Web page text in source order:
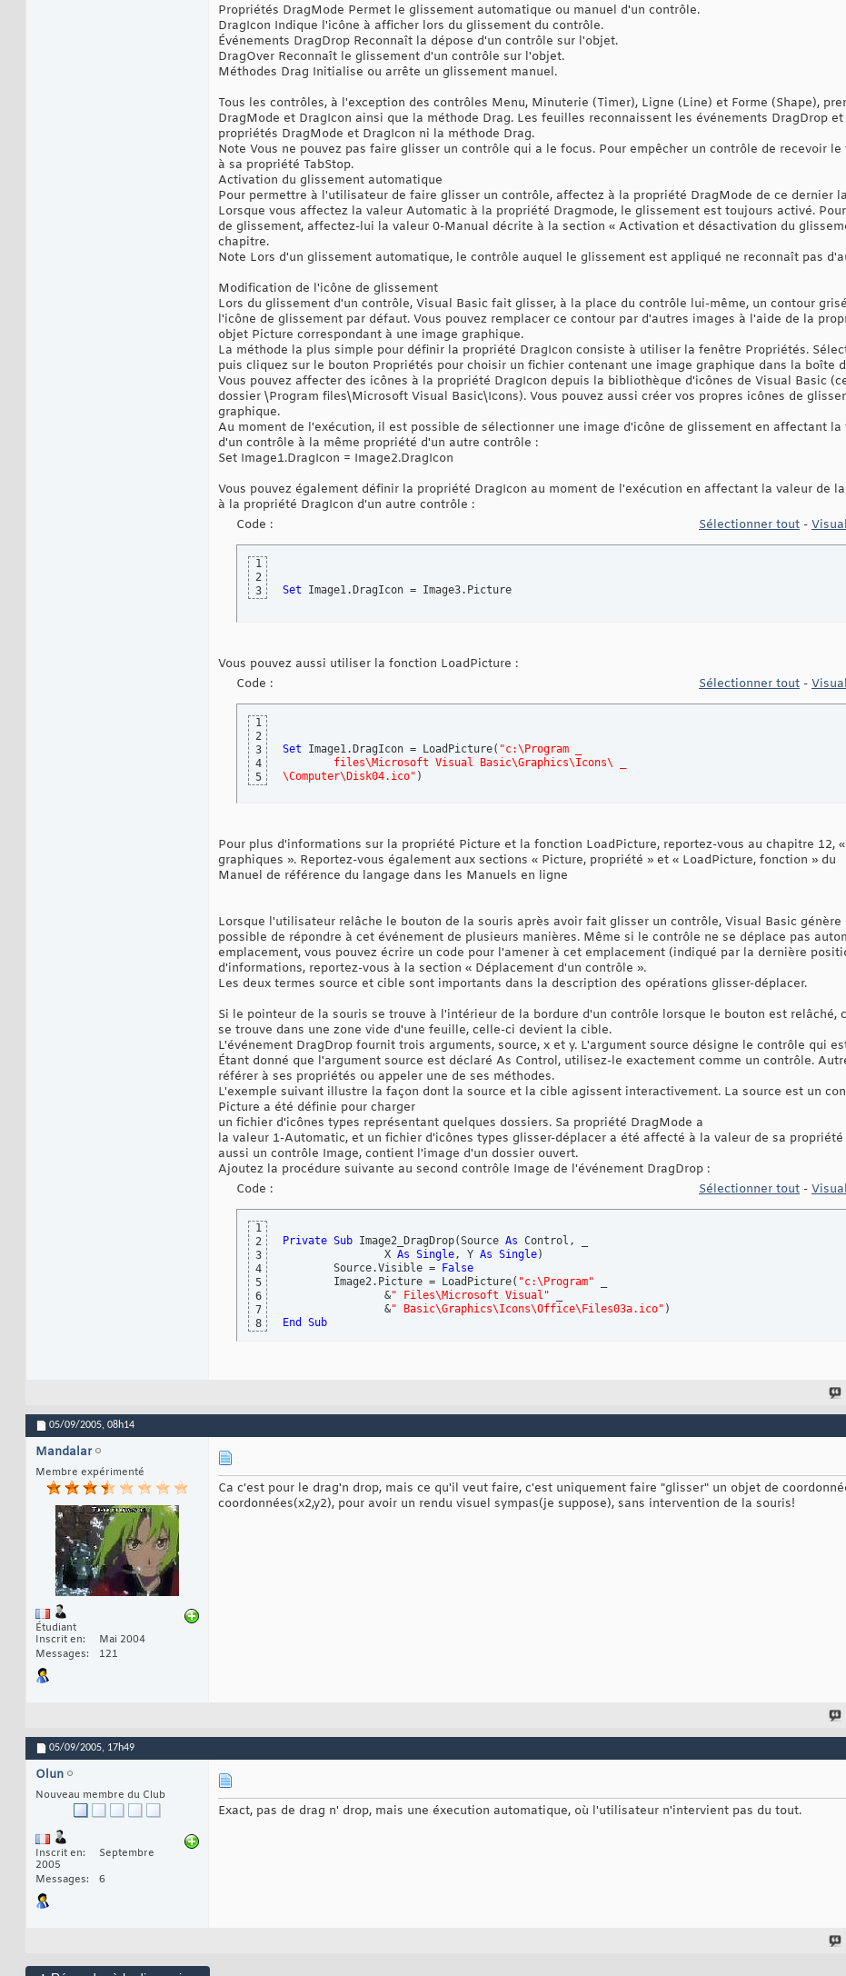
Propriétés DragMode Permet le glissement automatique ou manuel d'un contrôle.‎
DragIcon Indique l'icône à afficher lors du glissement du contrôle.‎
Événements DragDrop Reconnaît la dépose d'un contrôle sur l'objet.‎
DragOver Reconnaît le glissement d'un contrôle sur l'objet.‎
Méthodes Drag Initialise ou arrête un glissement manuel.‎
Tous les contrôles, à l'exception des contrôles Menu, Minuterie (Timer), Ligne (Line) ‎et Forme (Shape),
DragMode et DragIcon ainsi que ‎la méthode Drag. Les feuilles reconnaissent les événements DragDrop et
propriétés DragMode et DragIcon ni la méthode Drag.‎
Note Vous ne pouvez pas faire glisser un contrôle qui a le focus. Pour empêcher un contrôle ‎de recevoir
à sa propriété TabStop.‎
Activation du glissement automatique
Pour permettre à l'utilisateur de faire glisser un contrôle, affectez à la propriété ‎DragMode de ce dernier
Lorsque vous affectez la valeur Automatic à la propriété Dragmode, le glissement est ‎toujours activé.
de glissement, affectez-lui la ‎valeur 0-Manual décrite à la section « Activation et désactivation du
chapitre.‎
Note Lors d'un glissement automatique, le contrôle auquel le glissement est appliqué ne ‎reconnaît pas
Modification de l'icône de glissement
Lors du glissement d'un contrôle, Visual Basic fait glisser, à la place du contrôle lui-‎même, un contour
l'icône de glissement par défaut. ‎Vous pouvez remplacer ce contour par d'autres images à l'aide de la
objet Picture correspondant à une image graphique.‎
La méthode la plus simple pour définir la propriété DragIcon consiste à utiliser la ‎fenêtre Propriétés.
puis cliquez sur le bouton ‎Propriétés pour choisir un fichier contenant une image graphique dans la boîte
Vous pouvez affecter des icônes à la propriété DragIcon depuis la bibliothèque ‎d'icônes de Visual Basic
dossier \Program ‎files\Microsoft Visual Basic\Icons). Vous pouvez aussi créer vos propres icônes de
graphique.‎
Au moment de l'exécution, il est possible de sélectionner une image d'icône de ‎glissement en affectant
d'un contrôle à la même ‎propriété d'un autre contrôle :‎
Set Image1.DragIcon = Image2.DragIcon
Vous pouvez également définir la propriété DragIcon au moment de l'exécution en ‎affectant la valeur de
à la propriété DragIcon d'un ‎autre contrôle :‎
Code :
Sélectionner tout -
1
2
3
Set Image1.DragIcon = Image3.Picture
Vous pouvez aussi utiliser la fonction LoadPicture :‎
Code :
Sélectionner tout -
1
2
3
4
5
Set Image1.DragIcon = LoadPicture( "c:\Program _‎
	files\Microsoft Visual Basic\Graphics\Icons\ _‎
‎\Computer\Disk04.ico" )
Pour plus d'informations sur la propriété Picture et la fonction LoadPicture, reportez-‎vous au chapitre 12,
graphiques ». Reportez-vous ‎également aux sections « Picture, propriété » et « LoadPicture, fonction » du
Manuel de référence du langage dans les Manuels en ligne‎
Lorsque l'utilisateur relâche le bouton de la souris après avoir fait glisser un contrôle, ‎Visual Basic génère
possible de répondre à cet ‎événement de plusieurs manières. Même si le contrôle ne se déplace pas
emplacement, vous pouvez écrire un code pour ‎l'amener à cet emplacement (indiqué par la dernière
d'informations, reportez-vous à la section « Déplacement d'un contrôle ».‎
Les deux termes source et cible sont importants dans la description des opérations ‎glisser-déplacer.‎
Si le pointeur de la souris se trouve à l'intérieur de la bordure d'un contrôle lorsque le ‎bouton est relâché,
se trouve dans une zone vide d'une ‎feuille, celle-ci devient la cible.‎
L'événement DragDrop fournit trois arguments, source, x et y. L'argument source ‎désigne le contrôle qui
Étant donné que l'argument source est déclaré As Control, utilisez-le exactement ‎comme un contrôle.
référer à ses propriétés ou ‎appeler une de ses méthodes.‎
L'exemple suivant illustre la façon dont la source et la cible agissent interactivement. ‎La source est un
Picture a été définie pour charger
un fichier d'icônes types représentant quelques dossiers. Sa propriété DragMode a
la valeur 1-Automatic, et un fichier d'icônes types glisser-déplacer a été affecté à la ‎valeur de sa
aussi un contrôle Image, contient ‎l'image d'un dossier ouvert.‎
Ajoutez la procédure suivante au second contrôle Image de l'événement DragDrop :‎
Code :
Sélectionner tout -
1
2
3
4
5
6
7
8
Private Sub Image2_DragDrop(Source As Control, _‎
		X
As Single , Y As Single)
	Source.Visible =
False
	Image2.Picture = LoadPicture
( "c:\Program"
		&
" Files\Microsoft Visual"
		&
" Basic\Graphics\Icons\Office\Files03a.ico" )
End
Sub
05/09/2005, 08h14
Mandalar
Membre expérimenté
Étudiant
Inscrit en
Mai 2004
Messages
121
Ca c'est pour le drag'n drop, mais ce qu'il veut faire, c'est uniquement faire "glisser" un objet de
coordonnées(x2,y2), pour avoir un rendu visuel sympas(je suppose), sans intervention de la souris!
05/09/2005, 17h49
Olun
Nouveau membre du Club
Inscrit en
Septembre
2005
Messages
6
Exact, pas de drag n' drop, mais une éxecution automatique, où l'utilisateur n'intervient pas du tout.